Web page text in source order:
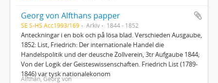
Georg von Alfthans papper
SE S-HS Acc1993/169 Arkiv 1844 - 1852
Anteckningar i en bok och på lösa blad. Verschieden Ausgaube,
1852: List, Friedrich: Der internationale Handel die
Handelspolitik und der deusche Zollverein, 3tr Aufgaube 1844;
Von der Logik der Geisteswissenschaften. Friedrich List (1789-
1846) var tysk nationalekonom
Alfthan, Georg von